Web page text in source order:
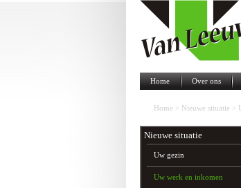
Home Over ons
Home > Nieuwe situatie >
Nieuwe situatie
Uw gezin
Uw werk en inkomen